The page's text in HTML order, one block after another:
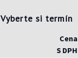
Vyberte si termín
Cena
S DPH